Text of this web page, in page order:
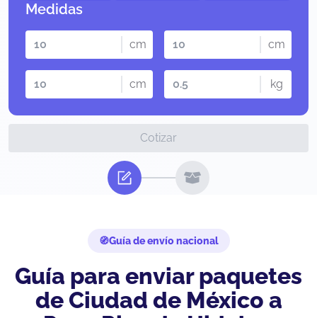
Medidas
cm cm
cm kg
Cotizar
Guía de envío nacional
Guía para enviar paquetes
de Ciudad de México a